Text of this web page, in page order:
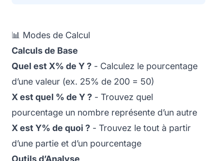
📊 Modes de Calcul
Calculs de Base
Quel est X% de Y ? - Calculez le pourcentage
d’une valeur (ex. 25% de 200 = 50)
X est quel % de Y ? - Trouvez quel
pourcentage un nombre représente d’un autre
X est Y% de quoi ? - Trouvez le tout à partir
d’une partie et d’un pourcentage
Outils d’Analyse